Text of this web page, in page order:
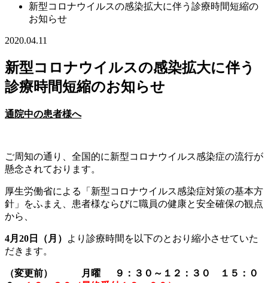
新型コロナウイルスの感染拡大に伴う診療時間短縮の
お知らせ
2020.04.11
新型コロナウイルスの感染拡大に伴う
診療時間短縮のお知らせ
通院中の患者様へ
ご周知の通り、全国的に新型コロナウイルス感染症の流行が
懸念されております。
厚生労働省による「新型コロナウイルス感染症対策の基本方
針」をふまえ、患者様ならびに職員の健康と安全確保の観点
から、
4月20日（月）
より診療時間を以下のとおり縮小させていた
だきます。
（変更前） 月曜 ９：３０～１２：３０ １５：０